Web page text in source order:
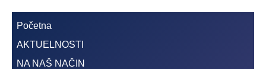
Početna
AKTUELNOSTI
NA NAŠ NAČIN